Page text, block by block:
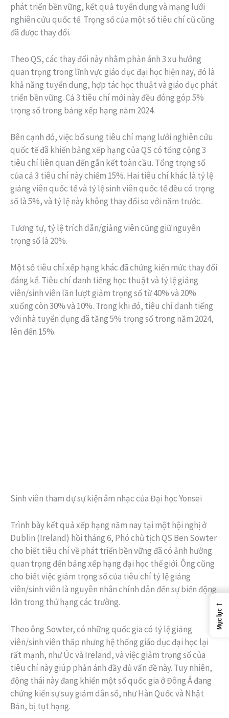
phát triển bền vững, kết quả tuyển dụng và mạng lưới
nghiên cứu quốc tế. Trọng số của một số tiêu chí cũ cũng
đã được thay đổi.
Theo QS, các thay đổi này nhằm phản ánh 3 xu hướng
quan trọng trong lĩnh vực giáo dục đại học hiện nay, đó là
khả năng tuyển dụng, hợp tác học thuật và giáo dục phát
triển bền vững. Cả 3 tiêu chí mới này đều đóng góp 5%
trọng số trong bảng xếp hạng năm 2024.
Bên cạnh đó, việc bổ sung tiêu chí mạng lưới nghiên cứu
quốc tế đã khiến bảng xếp hạng của QS có tổng cộng 3
tiêu chí liên quan đến gắn kết toàn cầu. Tổng trọng số
của cả 3 tiêu chí này chiếm 15%. Hai tiêu chí khác là tỷ lệ
giảng viên quốc tế và tỷ lệ sinh viên quốc tế đều có trọng
số là 5%, và tỷ lệ này không thay đổi so với năm trước.
Tương tự, tỷ lệ trích dẫn/giảng viên cũng giữ nguyên
trọng số là 20%.
Một số tiêu chí xếp hạng khác đã chứng kiến mức thay đổi
đáng kể. Tiêu chí danh tiếng học thuật và tỷ lệ giảng
viên/sinh viên lần lượt giảm trọng số từ 40% và 20%
xuống còn 30% và 10%. Trong khi đó, tiêu chí danh tiếng
với nhà tuyển dụng đã tăng 5% trọng số trong năm 2024,
lên đến 15%.
Sinh viên tham dự sự kiện âm nhạc của Đại học Yonsei
Trình bày kết quả xếp hạng năm nay tại một hội nghị ở
Dublin (Ireland) hồi tháng 6, Phó chủ tịch QS Ben Sowter
cho biết tiêu chí về phát triển bền vững đã có ảnh hưởng
quan trọng đến bảng xếp hạng đại học thế giới. Ông cũng
cho biết việc giảm trọng số của tiêu chí tỷ lệ giảng
viên/sinh viên là nguyên nhân chính dẫn đến sự biến động
lớn trong thứ hạng các trường.
Theo ông Sowter, có những quốc gia có tỷ lệ giảng
viên/sinh viên thấp nhưng hệ thống giáo dục đại học lại
rất mạnh, như Úc và Ireland, và việc giảm trọng số của
tiêu chí này giúp phản ánh đầy đủ vấn đề này. Tuy nhiên,
động thái này đang khiến một số quốc gia ở Đông Á đang
chứng kiến sự suy giảm dân số, như Hàn Quốc và Nhật
Bản, bị tụt hạng.
←
Mục lục